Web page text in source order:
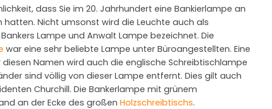
dass Sie im 20. Jahrhundert eine Bankierlampe an
hatten. Nicht umsonst wird die Leuchte auch als
Lampe und Anwalt Lampe bezeichnet. Die
war eine sehr beliebte Lampe unter Büroangestellten. Eine
Namen wird auch die englische Schreibtischlampe
sind völlig von dieser Lampe entfernt. Dies gilt auch
Churchill. Die Bankerlampe mit grünem
an der Ecke des großen Holzschreibtischs.